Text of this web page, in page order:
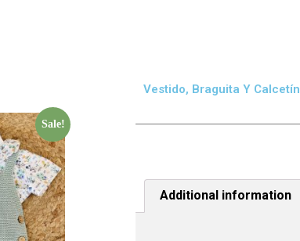
Sale!
Vestido, Braguita Y Calcetín
Additional information